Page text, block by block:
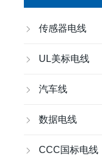
传感器电线
UL美标电线
汽车线
数据电线
CCC国标电线